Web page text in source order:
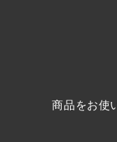
商品をお使